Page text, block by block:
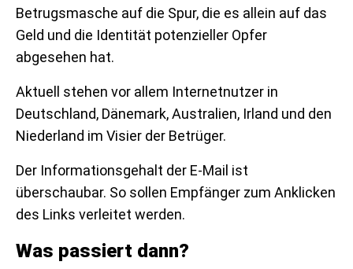
Betrugsmasche auf die Spur, die es allein auf das
Geld und die Identität potenzieller Opfer
abgesehen hat.
Aktuell stehen vor allem Internetnutzer in
Deutschland, Dänemark, Australien, Irland und den
Niederland im Visier der Betrüger.
Der Informationsgehalt der E-Mail ist
überschaubar. So sollen Empfänger zum Anklicken
des Links verleitet werden.
Was passiert dann?